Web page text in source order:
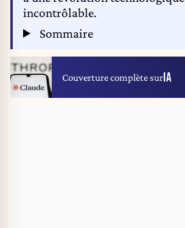
incontrôlable.
Sommaire
Couverture complète surIA